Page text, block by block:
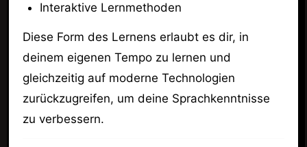
Interaktive Lernmethoden
Diese Form des Lernens erlaubt es dir, in
deinem eigenen Tempo zu lernen und
gleichzeitig auf moderne Technologien
zurückzugreifen, um deine Sprachkenntnisse
zu verbessern.